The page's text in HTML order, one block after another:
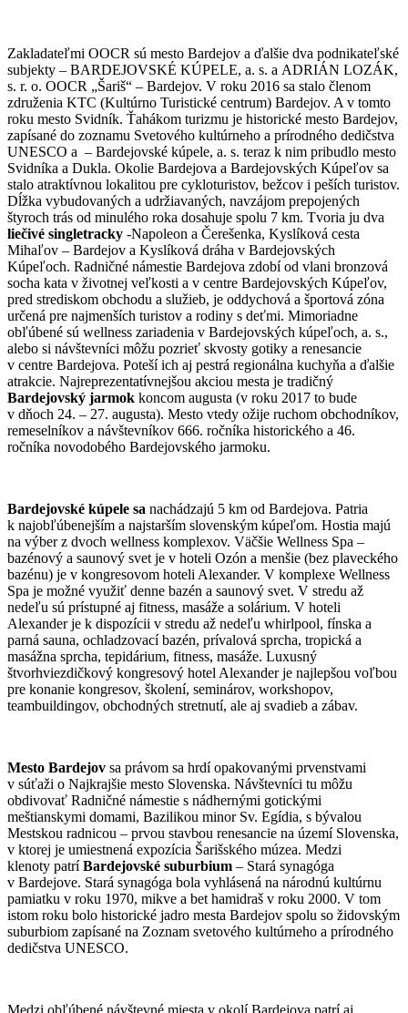
Zakladateľmi OOCR sú mesto Bardejov a ďalšie dva podnikateľské
subjekty – BARDEJOVSKÉ KÚPELE, a. s. a ADRIÁN LOZÁK,
s. r. o. OOCR „Šariš“ – Bardejov. V roku 2016 sa stalo členom
združenia KTC (Kultúrno Turistické centrum) Bardejov. A v tomto
roku mesto Svidník. Ťahákom turizmu je historické mesto Bardejov,
zapísané do zoznamu Svetového kultúrneho a prírodného dedičstva
UNESCO a – Bardejovské kúpele, a. s. teraz k nim pribudlo mesto
Svidníka a Dukla. Okolie Bardejova a Bardejovských Kúpeľov sa
stalo atraktívnou lokalitou pre cykloturistov, bežcov i peších turistov.
Dĺžka vybudovaných a udržiavaných, navzájom prepojených
štyroch trás od minulého roka dosahuje spolu 7 km. Tvoria ju dva
liečivé singletracky -Napoleon a Čerešenka, Kyslíková cesta
Mihaľov – Bardejov a Kyslíková dráha v Bardejovských
Kúpeľoch. Radničné námestie Bardejova zdobí od vlani bronzová
socha kata v životnej veľkosti a v centre Bardejovských Kúpeľov,
pred strediskom obchodu a služieb, je oddychová a športová zóna
určená pre najmenších turistov a rodiny s deťmi. Mimoriadne
obľúbené sú wellness zariadenia v Bardejovských kúpeľoch, a. s.,
alebo si návštevníci môžu pozrieť skvosty gotiky a renesancie
v centre Bardejova. Poteší ich aj pestrá regionálna kuchyňa a ďalšie
atrakcie. Najreprezentatívnejšou akciou mesta je tradičný
Bardejovský jarmok koncom augusta (v roku 2017 to bude
v dňoch 24. – 27. augusta). Mesto vtedy ožije ruchom obchodníkov,
remeselníkov a návštevníkov 666. ročníka historického a 46.
ročníka novodobého Bardejovského jarmoku.
Bardejovské kúpele sa nachádzajú 5 km od Bardejova. Patria
k najobľúbenejším a najstarším slovenským kúpeľom. Hostia majú
na výber z dvoch wellness komplexov. Väčšie Wellness Spa –
bazénový a saunový svet je v hoteli Ozón a menšie (bez plaveckého
bazénu) je v kongresovom hoteli Alexander. V komplexe Wellness
Spa je možné využiť denne bazén a saunový svet. V stredu až
nedeľu sú prístupné aj fitness, masáže a solárium. V hoteli
Alexander je k dispozícii v stredu až nedeľu whirlpool, fínska a
parná sauna, ochladzovací bazén, prívalová sprcha, tropická a
masážna sprcha, tepidárium, fitness, masáže. Luxusný
štvorhviezdičkový kongresový hotel Alexander je najlepšou voľbou
pre konanie kongresov, školení, seminárov, workshopov,
teambuildingov, obchodných stretnutí, ale aj svadieb a zábav.
Mesto Bardejov sa právom sa hrdí opakovanými prvenstvami
v súťaži o Najkrajšie mesto Slovenska. Návštevníci tu môžu
obdivovať Radničné námestie s nádhernými gotickými
meštianskymi domami, Bazilikou minor Sv. Egídia, s bývalou
Mestskou radnicou – prvou stavbou renesancie na území Slovenska,
v ktorej je umiestnená expozícia Šarišského múzea. Medzi
klenoty patríBardejovské suburbium – Stará synagóga
v Bardejove. Stará synagóga bola vyhlásená na národnú kultúrnu
pamiatku v roku 1970, mikve a bet hamidraš v roku 2000. V tom
istom roku bolo historické jadro mesta Bardejov spolu so židovským
suburbiom zapísané na Zoznam svetového kultúrneho a prírodného
dedičstva UNESCO.
Medzi obľúbené návštevné miesta v okolí Bardejova patrí aj